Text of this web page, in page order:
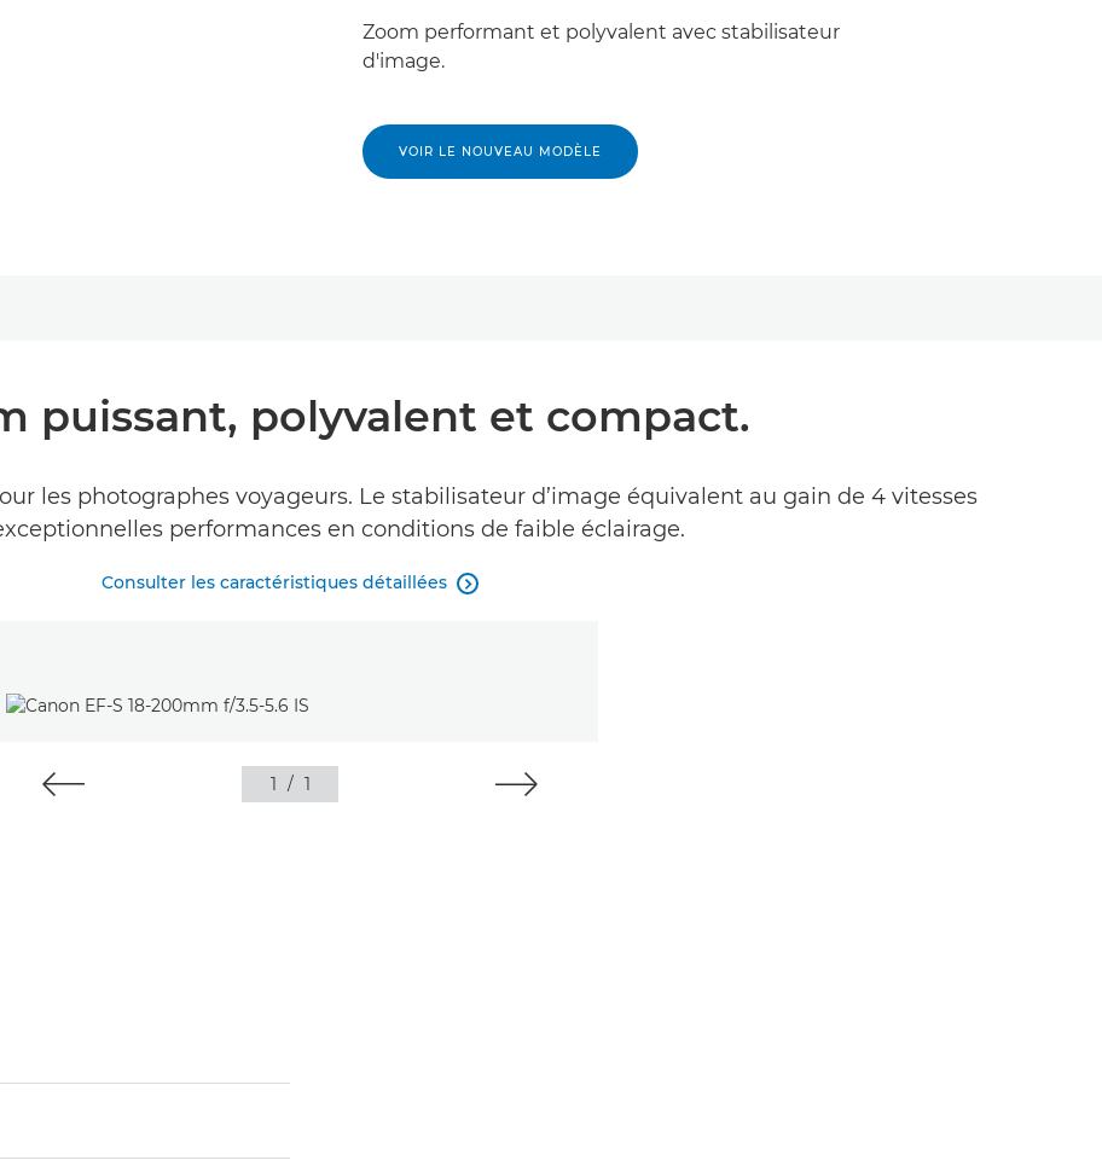
Zoom performant et polyvalent avec stabilisateur
d'image.
VOIR LE NOUVEAU MODÈLE
puissant, polyvalent et compact.
les photographes voyageurs. Le stabilisateur d’image équivalent au gain de 4 vitesses
performances en conditions de faible éclairage.
Consulter les caractéristiques détaillées 
1 / 1